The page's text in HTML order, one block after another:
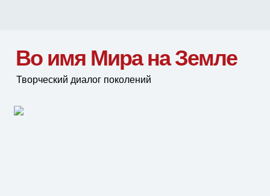
Во имя Мира на Земле
Творческий диалог поколений